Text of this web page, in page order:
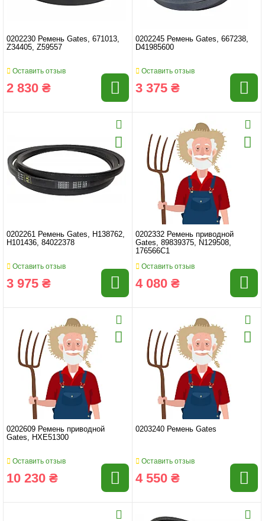
0202230 Ремень Gates, 671013,
Z34405, Z59557
Оставить отзыв
2 830 ₴
0202245 Ремень Gates, 667238,
D41985600
Оставить отзыв
3 375 ₴
0202261 Ремень Gates, H138762,
H101436, 84022378
Оставить отзыв
3 975 ₴
0202332 Ремень приводной
Gates, 89839375, N129508,
176566C1
Оставить отзыв
4 080 ₴
0202609 Ремень приводной
Gates, HXE51300
Оставить отзыв
10 230 ₴
0203240 Ремень Gates
Оставить отзыв
4 550 ₴